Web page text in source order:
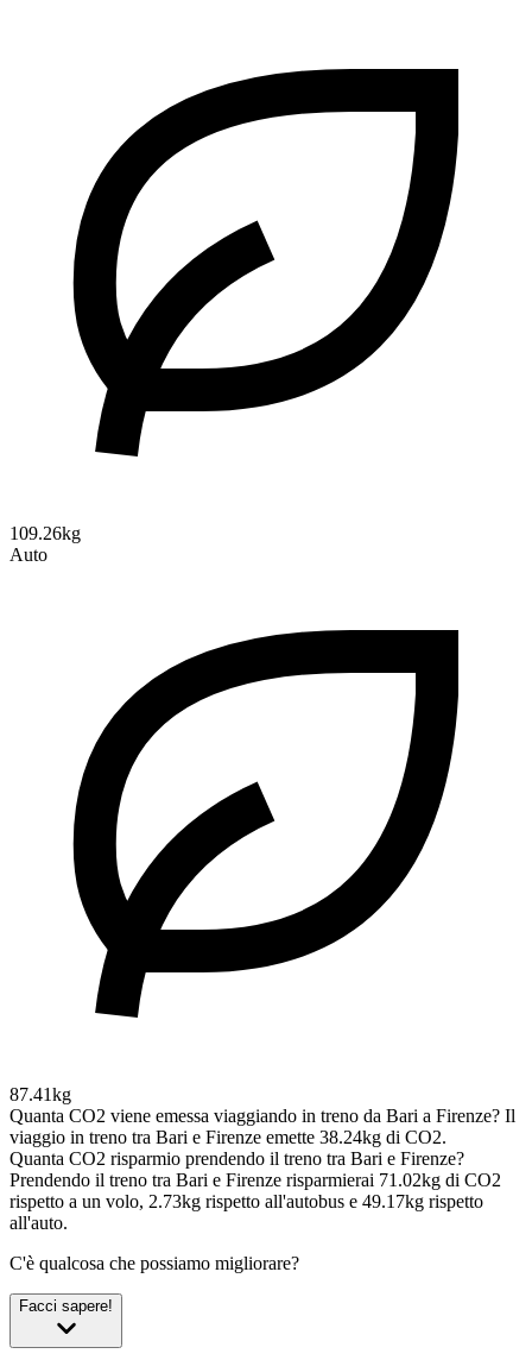
109.26kg
Auto
87.41kg
Quanta CO2 viene emessa viaggiando in treno da Bari a Firenze? Il
viaggio in treno tra Bari e Firenze emette 38.24kg di CO2.
Quanta CO2 risparmio prendendo il treno tra Bari e Firenze?
Prendendo il treno tra Bari e Firenze risparmierai 71.02kg di CO2
rispetto a un volo, 2.73kg rispetto all'autobus e 49.17kg rispetto
all'auto.
C'è qualcosa che possiamo migliorare?
Facci sapere!